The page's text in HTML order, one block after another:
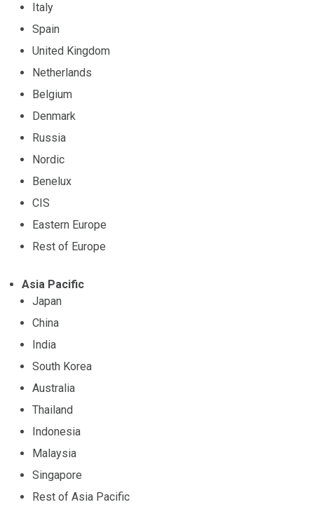
Italy
Spain
United Kingdom
Netherlands
Belgium
Denmark
Russia
Nordic
Benelux
CIS
Eastern Europe
Rest of Europe
Asia Pacific
Japan
China
India
South Korea
Australia
Thailand
Indonesia
Malaysia
Singapore
Rest of Asia Pacific